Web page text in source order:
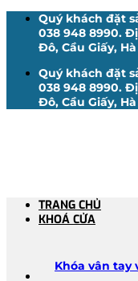
Quý khách đặt
038 948 8990.
Đô, Cầu Giấy,
Quý khách đặt
038 948 8990.
Đô, Cầu Giấy,
TRANG CHỦ
KHOÁ CỬA
Khóa vân tay